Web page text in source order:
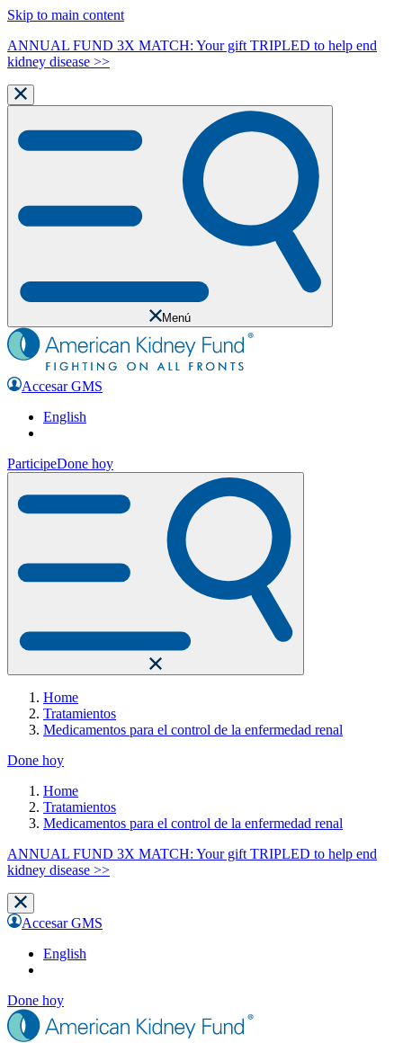
Skip to main content
ANNUAL FUND 3X MATCH: Your gift TRIPLED to help end
kidney disease >>
Menú
Accesar GMS
English
ParticipeDone hoy
Home
Tratamientos
Medicamentos para el control de la enfermedad renal
Done hoy
Home
Tratamientos
Medicamentos para el control de la enfermedad renal
ANNUAL FUND 3X MATCH: Your gift TRIPLED to help end
kidney disease >>
Accesar GMS
English
Done hoy